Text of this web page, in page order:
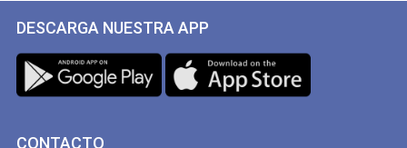
DESCARGA NUESTRA APP
CONTACTO